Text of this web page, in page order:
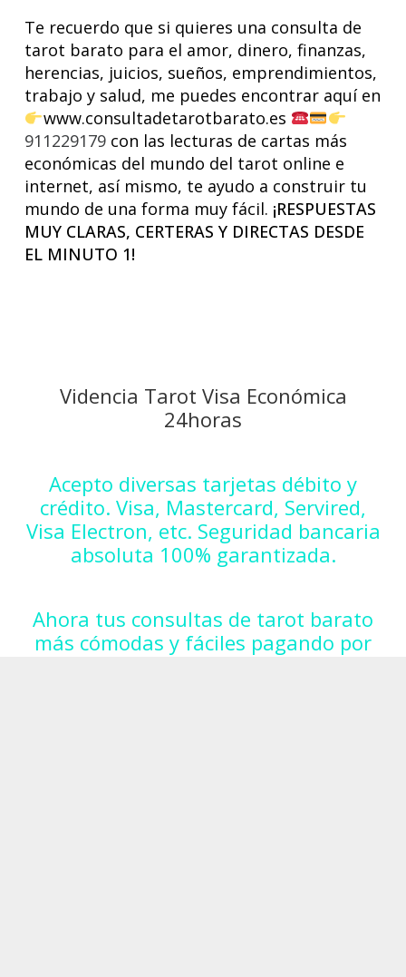
Te recuerdo que si quieres una consulta de
tarot barato para el amor, dinero, finanzas,
herencias, juicios, sueños, emprendimientos,
trabajo y salud, me puedes encontrar aquí en
www.consultadetarotbarato.es
911229179 con las lecturas de cartas más
económicas del mundo del tarot online e
internet, así mismo, te ayudo a construir tu
mundo de una forma muy fácil. ¡RESPUESTAS
MUY CLARAS, CERTERAS Y DIRECTAS DESDE
EL MINUTO 1!
Videncia Tarot Visa Económica
24horas
Acepto diversas tarjetas débito y
crédito. Visa, Mastercard, Servired,
Visa Electron, etc. Seguridad bancaria
absoluta 100% garantizada.
Ahora tus consultas de tarot barato
más cómodas y fáciles pagando por